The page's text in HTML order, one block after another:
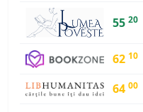
55 20
62 10
64 00